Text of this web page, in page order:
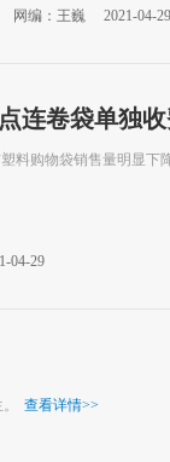
网编：王巍 2021-04-29
连卷袋单独
料购物袋销售量明显下
04-29
查看详情>>